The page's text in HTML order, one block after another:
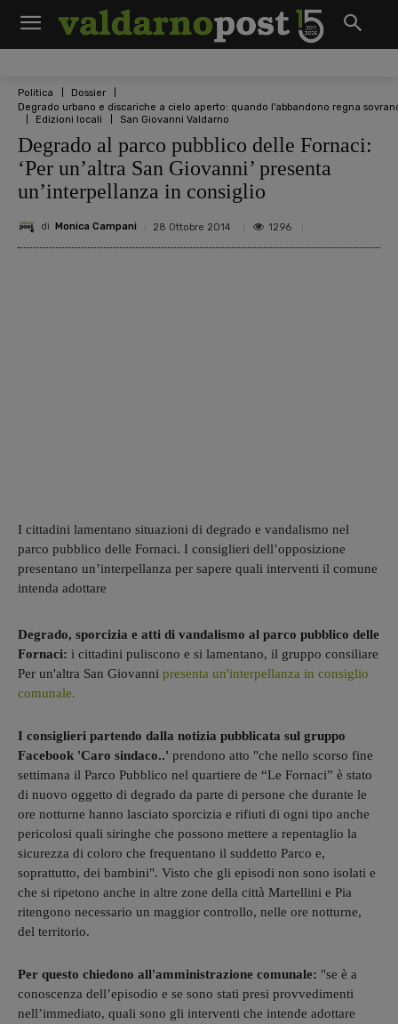
Politica
Dossier
Degrado urbano e discariche a cielo aperto: quando l'abbandono regna
Edizioni locali
San Giovanni Valdarno
Degrado al parco pubblico delle Fornaci:
‘Per un’altra San Giovanni’ presenta
un’interpellanza in consiglio
di Monica Campani 28 Ottobre 2014 1296
I cittadini lamentano situazioni di degrado e vandalismo nel
parco pubblico delle Fornaci. I consiglieri dell’opposizione
presentano un’interpellanza per sapere quali interventi il comune
intenda adottare
Degrado, sporcizia e atti di vandalismo al parco pubblico delle
Fornaci: i cittadini puliscono e si lamentano, il gruppo consiliare
Per un'altra San Giovanni presenta un'interpellanza in consiglio
comunale.
I consiglieri partendo dalla notizia pubblicata sul gruppo
Facebook 'Caro sindaco..' prendono atto "che nello scorso fine
settimana il Parco Pubblico nel quartiere de “Le Fornaci” è stato
di nuovo oggetto di degrado da parte di persone che durante le
ore notturne hanno lasciato sporcizia e rifiuti di ogni tipo anche
pericolosi quali siringhe che possono mettere a repentaglio la
sicurezza di coloro che frequentano il suddetto Parco e,
soprattutto, dei bambini". Visto che gli episodi non sono isolati e
che si ripetono anche in altre zone della città Martellini e Pia
ritengono necessario un maggior controllo, nelle ore notturne,
del territorio.
Per questo chiedono all'amministrazione comunale: "se è a
conoscenza dell’episodio e se sono stati presi provvedimenti
nell’immediato, quali sono gli interventi che intende adottare